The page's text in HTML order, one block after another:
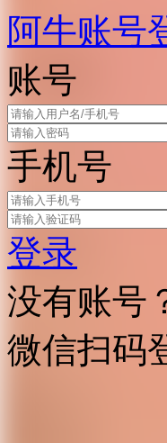
阿牛账号
账号
手机号
登录
没有账号
微信扫码